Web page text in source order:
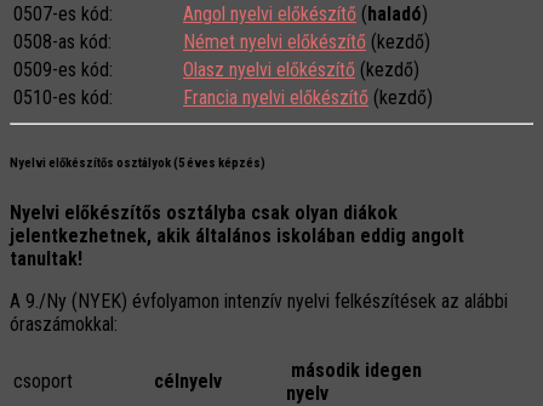
0507-es kód:
Angol nyelvi előkészítő (haladó)
0508-as kód:
Német nyelvi előkészítő (kezdő)
0509-es kód:
Olasz nyelvi előkészítő (kezdő)
0510-es kód:
Francia nyelvi előkészítő (kezdő)
Nyelvi előkészítős osztályok (5 éves képzés)
Nyelvi előkészítős osztályba csak olyan diákok
jelentkezhetnek, akik általános iskolában eddig angolt
tanultak!
A 9./Ny (NYEK) évfolyamon intenzív nyelvi felkészítések az alábbi
óraszámokkal:
csoport célnyelv
második idegen
nyelv